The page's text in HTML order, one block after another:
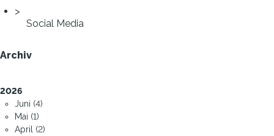
Social Media
Archiv
2026
Juni (4)
Mai (1)
April (2)